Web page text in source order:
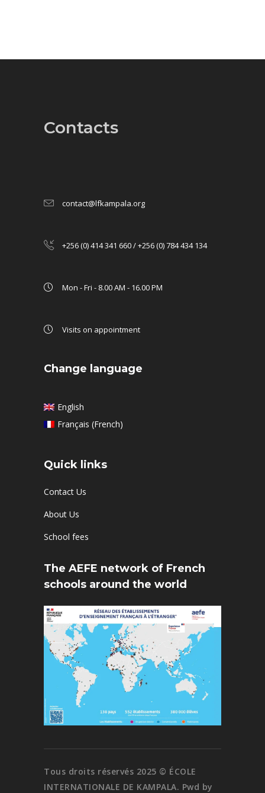
Contacts
contact@lfkampala.org
+256 (0) 414 341 660 / +256 (0) 784 434 134
Mon - Fri - 8.00 AM - 16.00 PM
Visits on appointment
Change language
English
Français (French)
Quick links
Contact Us
About Us
School fees
The AEFE network of French
schools around the world
Tous droits réservés 2025 © ÉCOLE
INTERNATIONALE DE KAMPALA. Pwd by